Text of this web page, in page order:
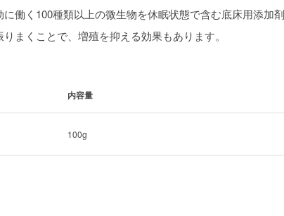
に働く100種類以上の微生物を休眠状態で含む底床用添
まくことで、増殖を抑える効果もあります。
内容量
100g